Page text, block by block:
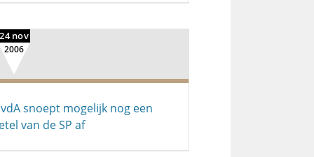
24 nov
2006
snoept mogelijk nog een
van de SP af